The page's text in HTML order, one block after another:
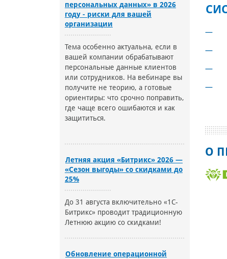
персональных данных» в 2026
году - риски для вашей
организации
Тема особенно актуальна, если в
вашей компании обрабатывают
персональные данные клиентов
или сотрудников. На вебинаре вы
получите не теорию, а готовые
ориентиры: что срочно поправить,
где чаще всего ошибаются и как
защититься.
Летняя акция «Битрикс» 2026 —
«Сезон выгоды» со скидками до
25%
До 31 августа включительно «1С-
Битрикс» проводит традиционную
Летнюю акцию со скидками!
Обновление операционной
О